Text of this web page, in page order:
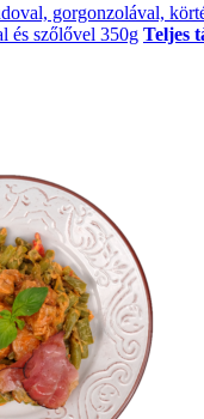
gorgonzolával,
és szőlővel 350g Teljes